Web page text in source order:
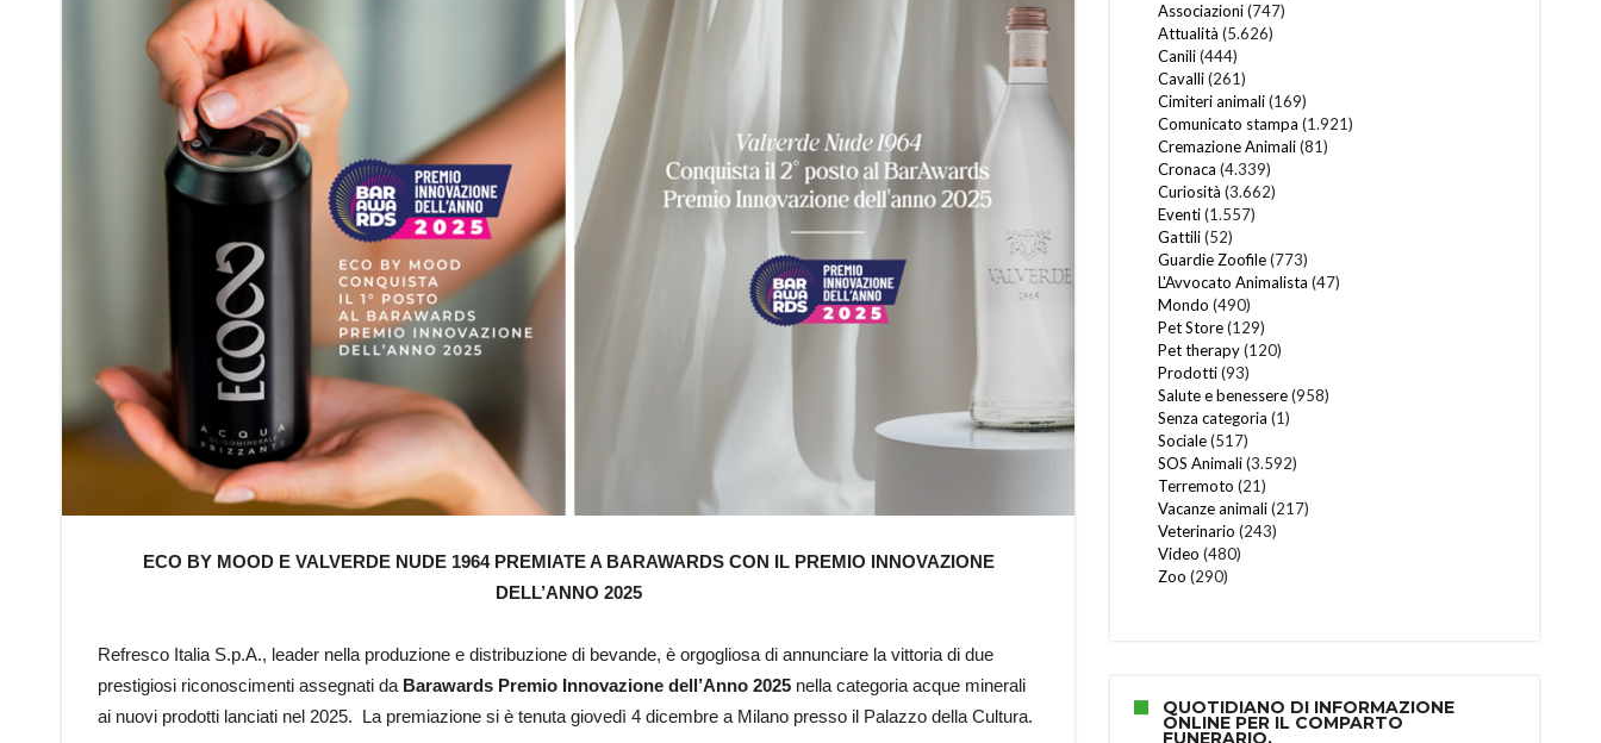
ECO BY MOOD E VALVERDE NUDE 1964 PREMIATE A BARAWARDS CON IL PREMIO INNOVAZIONE
DELL’ANNO 2025
Refresco Italia S.p.A., leader nella produzione e distribuzione di bevande, è orgogliosa di annunciare la vittoria di due
prestigiosi riconoscimenti assegnati da Barawards Premio Innovazione dell’Anno 2025 nella categoria acque minerali
ai nuovi prodotti lanciati nel 2025. La premiazione si è tenuta giovedì 4 dicembre a Milano presso il Palazzo della Cultura.
Associazioni(747)
Attualità (5.626)
Canili(444)
Cavalli(261)
Cimiteri animali(169)
Comunicato stampa (1.921)
Cremazione Animali(81)
Cronaca (4.339)
Curiosità (3.662)
Eventi(1.557)
Gattili(52)
Guardie Zoofile(773)
L'Avvocato Animalista (47)
Mondo (490)
Pet Store(129)
Pet therapy(120)
Prodotti(93)
Salute e benessere(958)
Senza categoria (1)
Sociale(517)
SOS Animali(3.592)
Terremoto (21)
Vacanze animali(217)
Veterinario (243)
Video (480)
Zoo (290)
QUOTIDIANO DI INFORMAZIONE
ONLINE PER IL COMPARTO
FUNERARIO.